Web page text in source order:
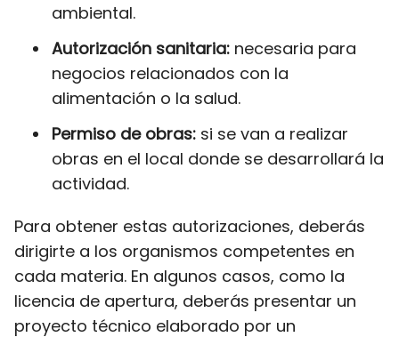
ambiental.
Autorización sanitaria: necesaria para
negocios relacionados con la
alimentación o la salud.
Permiso de obras: si se van a realizar
obras en el local donde se desarrollará la
actividad.
Para obtener estas autorizaciones, deberás
dirigirte a los organismos competentes en
cada materia. En algunos casos, como la
licencia de apertura, deberás presentar un
proyecto técnico elaborado por un